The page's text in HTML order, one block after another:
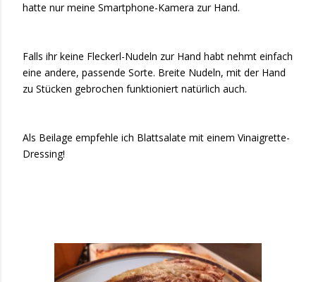
hatte nur meine Smartphone-Kamera zur Hand.
Falls ihr keine Fleckerl-Nudeln zur Hand habt nehmt einfach
eine andere, passende Sorte. Breite Nudeln, mit der Hand
zu Stücken gebrochen funktioniert natürlich auch.
Als Beilage empfehle ich Blattsalate mit einem Vinaigrette-
Dressing!